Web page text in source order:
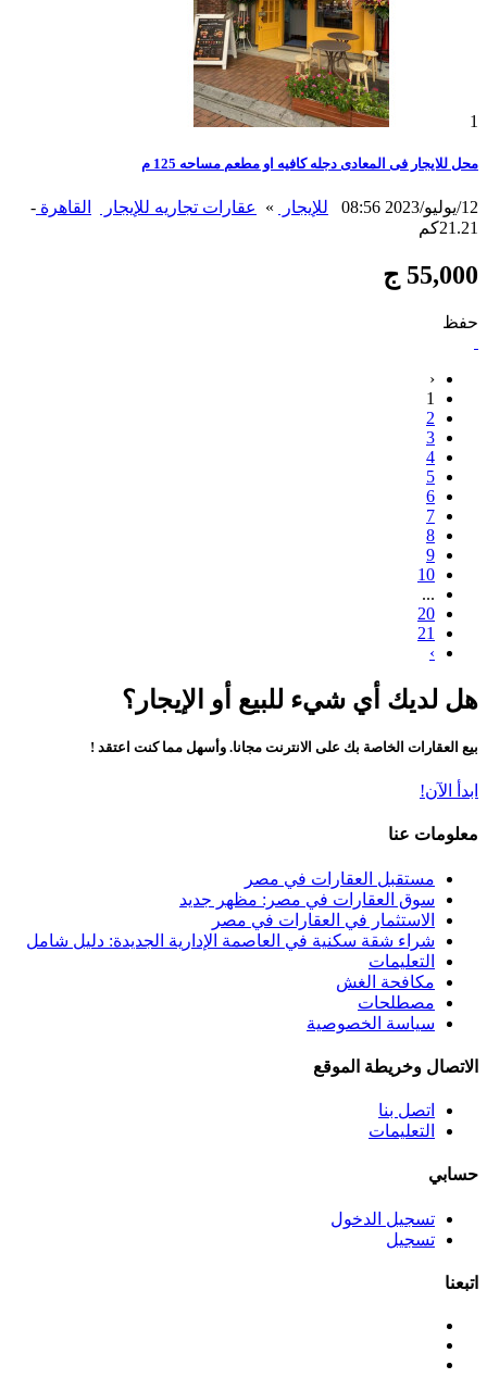
1
محل للايجار فى المعادى دجله كافيه او مطعم مساحه 125 م
12/يوليو/2023 08:56 للإيجار » عقارات تجاريه للإيجار القاهرة -
21.21كم
55,000 ج
حفظ
‹
1
2
3
4
5
6
7
8
9
10
...
20
21
›
هل لديك أي شيء للبيع أو الإيجار؟
بيع العقارات الخاصة بك على الانترنت مجانا. وأسهل مما كنت اعتقد !
ابدأ الآن!
معلومات عنا
مستقبل العقارات في مصر
سوق العقارات في مصر: مظهر جديد
الاستثمار في العقارات في مصر
شراء شقة سكنية في العاصمة الإدارية الجديدة: دليل شامل
التعليمات
مكافحة الغش
مصطلحات
سياسة الخصوصية
الاتصال وخريطة الموقع
اتصل بنا
التعليمات
حسابي
تسجيل الدخول
تسجيل
اتبعنا